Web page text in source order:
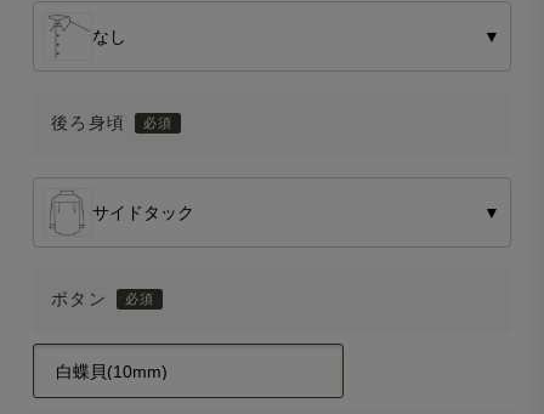
なし ▼
後ろ身頃
サイドタック ▼
ボタン